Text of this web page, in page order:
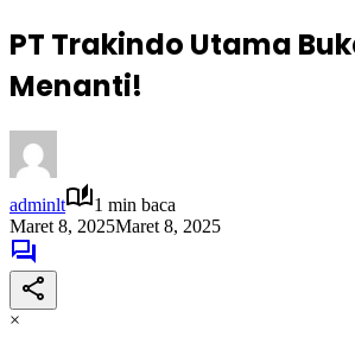
PT Trakindo Utama
Menanti!
adminlt
1 min baca
Maret 8, 2025Maret 8, 2025
×